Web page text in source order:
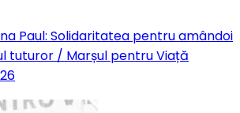
Paul: Solidaritatea pentru amândoi
tuturor / Marșul pentru Viață